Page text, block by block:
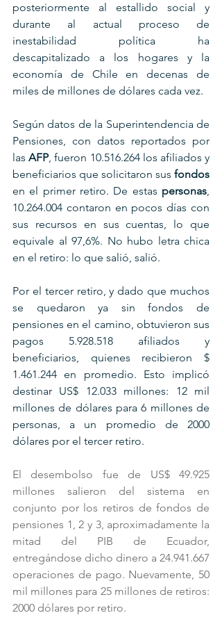
posteriormente al estallido social y
durante al actual proceso de
inestabilidad política ha
descapitalizado a los hogares y la
economía de Chile en decenas de
miles de millones de dólares cada vez.
Según datos de la Superintendencia de
Pensiones, con datos reportados por
las AFP, fueron 10.516.264 los afiliados y
beneficiarios que solicitaron sus fondos
en el primer retiro. De estas personas,
10.264.004 contaron en pocos días con
sus recursos en sus cuentas, lo que
equivale al 97,6%. No hubo letra chica
en el retiro: lo que salió, salió.
Por el tercer retiro, y dado que muchos
se quedaron ya sin fondos de
pensiones en el camino, obtuvieron sus
pagos 5.928.518 afiliados y
beneficiarios, quienes recibieron $
1.461.244 en promedio. Esto implicó
destinar US$ 12.033 millones: 12 mil
millones de dólares para 6 millones de
personas, a un promedio de 2000
dólares por el tercer retiro.
El desembolso fue de US$ 49.925
millones salieron del sistema en
conjunto por los retiros de fondos de
pensiones 1, 2 y 3, aproximadamente la
mitad del PIB de Ecuador,
entregándose dicho dinero a 24.941.667
operaciones de pago. Nuevamente, 50
mil millones para 25 millones de retiros:
2000 dólares por retiro.